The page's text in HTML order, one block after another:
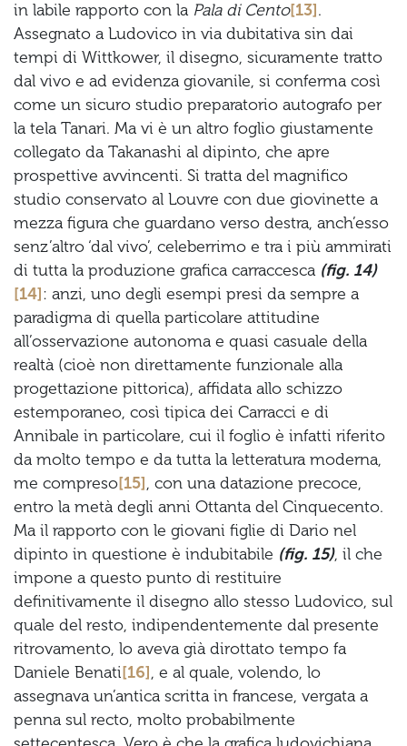
in labile rapporto con la Pala di Cento[13].
Assegnato a Ludovico in via dubitativa sin dai
tempi di Wittkower, il disegno, sicuramente tratto
dal vivo e ad evidenza giovanile, si conferma così
come un sicuro studio preparatorio autografo per
la tela Tanari. Ma vi è un altro foglio giustamente
collegato da Takanashi al dipinto, che apre
prospettive avvincenti. Si tratta del magnifico
studio conservato al Louvre con due giovinette a
mezza figura che guardano verso destra, anch’esso
senz’altro ‘dal vivo’, celeberrimo e tra i più ammirati
di tutta la produzione grafica carraccesca (fig. 14)
[14]: anzi, uno degli esempi presi da sempre a
paradigma di quella particolare attitudine
all’osservazione autonoma e quasi casuale della
realtà (cioè non direttamente funzionale alla
progettazione pittorica), affidata allo schizzo
estemporaneo, così tipica dei Carracci e di
Annibale in particolare, cui il foglio è infatti riferito
da molto tempo e da tutta la letteratura moderna,
me compreso[15], con una datazione precoce,
entro la metà degli anni Ottanta del Cinquecento.
Ma il rapporto con le giovani figlie di Dario nel
dipinto in questione è indubitabile (fig. 15), il che
impone a questo punto di restituire
definitivamente il disegno allo stesso Ludovico, sul
quale del resto, indipendentemente dal presente
ritrovamento, lo aveva già dirottato tempo fa
Daniele Benati[16], e al quale, volendo, lo
assegnava un’antica scritta in francese, vergata a
penna sul recto, molto probabilmente